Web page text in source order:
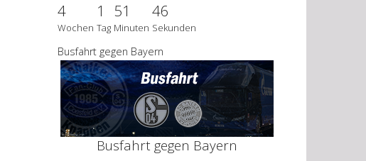
4
Wochen
1
Tag
51
Minuten
45
Sekunden
Busfahrt gegen Bayern
Busfahrt gegen Bayern